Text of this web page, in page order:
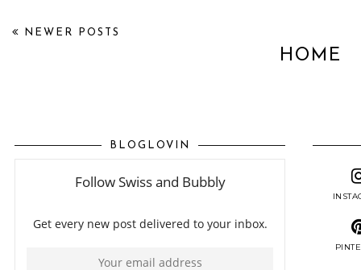
NEWER POSTS
HOME
BLOGLOVIN